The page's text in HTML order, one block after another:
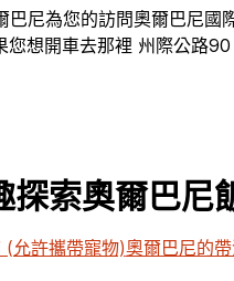
巴尼為您的訪問奧爾巴尼國
您想開車去那裡 州際公路
探索奧爾巴尼
允許攜帶寵物)奧爾巴尼的